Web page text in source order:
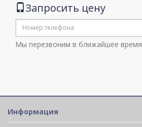
Запросить цену
Мы перезвоним в ближайшее время
Информация